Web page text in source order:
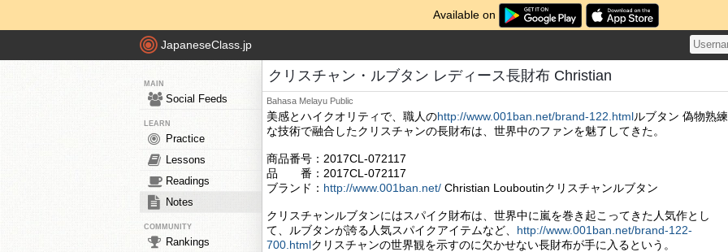
Available on
JapaneseClass.jp
MAIN
Social Feeds
LEARN
Practice
Lessons
Readings
Notes
COMMUNITY
Rankings
クリスチャン・ルブタン レディース長財布 Christian
Bahasa Melayu Public
美感とハイクオリティで、職人のhttp://www.001ban.net/brand-122.htmlルブタン 偽物熟練
な技術で融合したクリスチャンの長財布は、世界中のファンを魅了してきた。
商品番号：2017CL-072117
品 番：2017CL-072117
ブランド： http://www.001ban.net/ Christian Louboutinクリスチャンルブタン
クリスチャンルブタンにはスパイク財布は、世界中に嵐を巻き起こってきた人気作とし
て、ルブタンが誇る人気スパイクアイテムなど、 http://www.001ban.net/brand-122-
700.htmlクリスチャンの世界観を示すのに欠かせない長財布が手に入るという。